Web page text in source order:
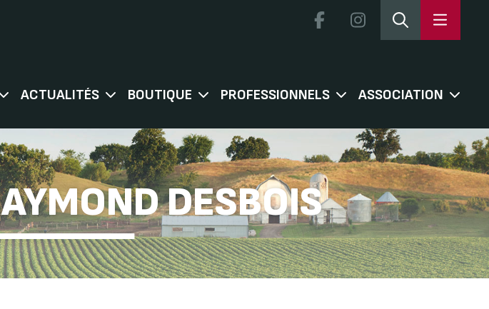
ACTUALITÉS BOUTIQUE PROFESSIONNELS ASSOCIATION
DESBOIS